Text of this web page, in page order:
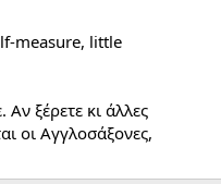
measure, little
ξέρετε κι άλλες
οι Αγγλοσάξονες,